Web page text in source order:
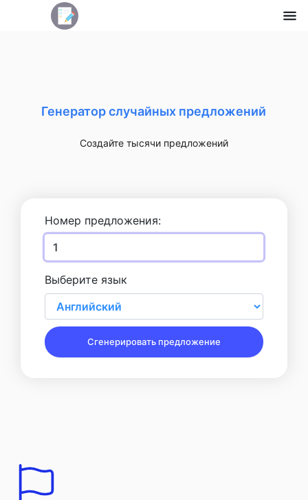
Генератор случайных предложений
Создайте тысячи предложений
Номер предложения:
Выберите язык
Сгенерировать предложение